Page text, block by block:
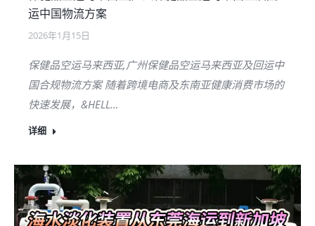
运中国物流方案
2026年1月15日
保健品空运马来西亚,广州保健品空运马来西亚及回运中
国合规物流方案 随着跨境电商及东南亚健康消费市场的
快速发展，&HELL…
详细